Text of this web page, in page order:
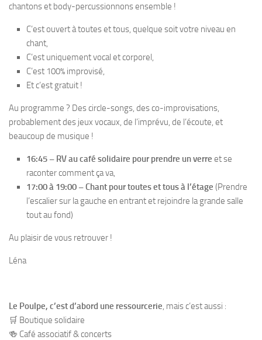
chantons et body-percussionnons ensemble !
C’est ouvert à toutes et tous, quelque soit votre niveau en
chant,
C’est uniquement vocal et corporel,
C’est 100% improvisé,
Et c’est gratuit !
Au programme ? Des circle-songs, des co-improvisations,
probablement des jeux vocaux, de l’imprévu, de l’écoute, et
beaucoup de musique !
16:45 – RV au café solidaire pour prendre un verre et se
raconter comment ça va,
17:00 à 19:00 – Chant pour toutes et tous à l’étage (Prendre
l’escalier sur la gauche en entrant et rejoindre la grande salle
tout au fond)
Au plaisir de vous retrouver !
Léna
Le Poulpe, c’est d’abord une ressourcerie, mais c’est aussi :
🛒 Boutique solidaire
🍻 Café associatif & concerts